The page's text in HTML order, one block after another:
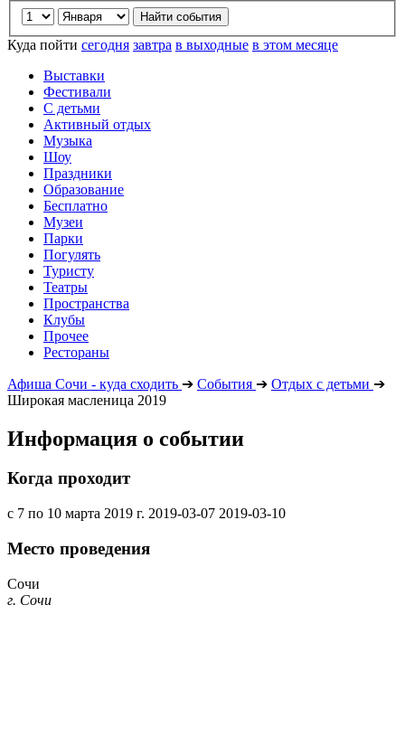
Куда пойти сегодня завтра в выходные в этом месяце
Выставки
Фестивали
С детьми
Активный отдых
Музыка
Шоу
Праздники
Образование
Бесплатно
Музеи
Парки
Погулять
Туристу
Театры
Пространства
Клубы
Прочее
Рестораны
Афиша Сочи - куда сходить ➔ События ➔ Отдых с детьми ➔
Широкая масленица 2019
Информация о событии
Когда проходит
с 7 по 10 марта 2019 г. 2019-03-07 2019-03-10
Место проведения
Сочи
г. Сочи